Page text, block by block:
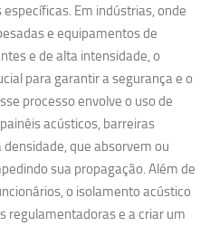
Em indústrias, onde
e equipamentos de
e de alta intensidade, o
para garantir a segurança e o
processo envolve o uso de
acústicos, barreiras
que absorvem ou
sua propagação. Além de
o isolamento acústico
regulamentadoras e a criar um